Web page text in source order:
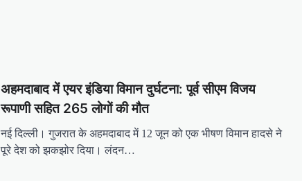
अहमदाबाद में एयर इंडिया विमान दुर्घटना: पूर्व सीएम विजय
रूपाणी सहित 265 लोगों की मौत
नई दिल्ली। गुजरात के अहमदाबाद में 12 जून को एक भीषण विमान हादसे ने
पूरे देश को झकझोर दिया। लंदन…